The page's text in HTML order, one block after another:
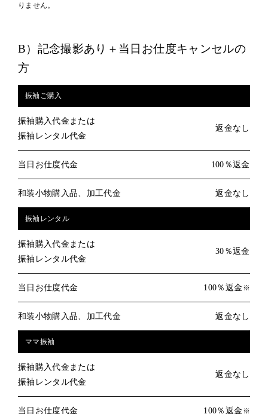
りません。
B）記念撮影あり＋当日お仕度キャンセルの
方
振袖ご購入
振袖購入代金または
振袖レンタル代金
返金なし
当日お仕度代金 100％返金
和装小物購入品、加工代金 返金なし
振袖レンタル
振袖購入代金または
振袖レンタル代金
30％返金
当日お仕度代金 100％返金 ※
和装小物購入品、加工代金 返金なし
ママ振袖
振袖購入代金または
振袖レンタル代金
返金なし
当日お仕度代金 100％返金 ※